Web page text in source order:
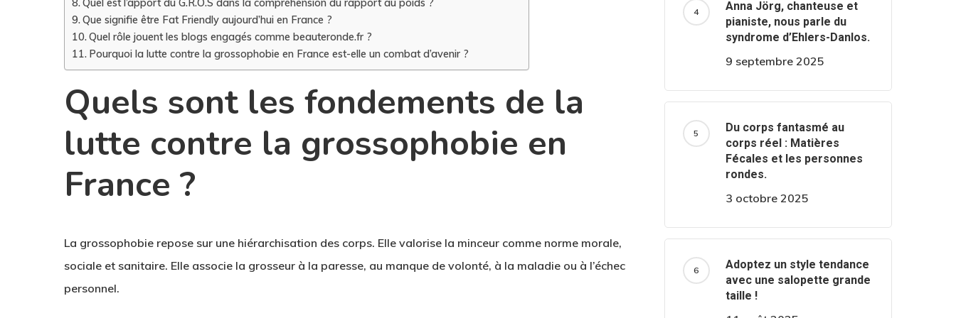
Que signifie être Fat Friendly aujourd’hui en France ?
Quel rôle jouent les blogs engagés comme beauteronde.fr ?
Pourquoi la lutte contre la grossophobie en France est-elle un combat d’avenir ?
Quels sont les fondements de la
lutte contre la grossophobie en
France ?
La grossophobie repose sur une hiérarchisation des corps. Elle valorise la minceur comme norme morale,
sociale et sanitaire. Elle associe la grosseur à la paresse, au manque de volonté, à la maladie ou à l’échec
personnel.
Anna Jörg, chanteuse et
pianiste, nous parle du
syndrome d’Ehlers-Danlos.
9 septembre 2025
Du corps fantasmé au
corps réel : Matières
Fécales et les personnes
rondes.
3 octobre 2025
Adoptez un style tendance
avec une salopette grande
taille !